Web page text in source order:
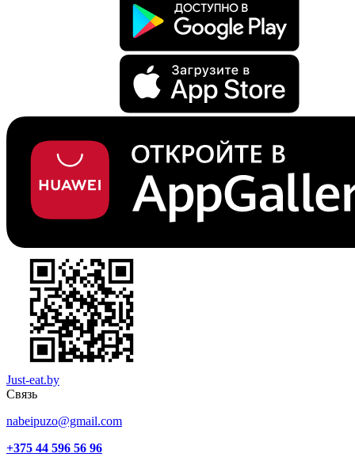
Just-eat.by
Связь
nabeipuzo@gmail.com
+375 44 596 56 96